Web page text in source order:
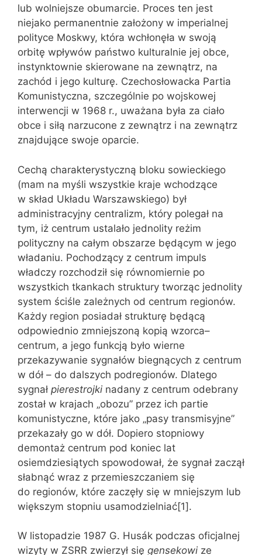
lub wolniejsze obumarcie. Proces ten jest
niejako permanentnie założony w imperialnej
polityce Moskwy, która wchłonęła w swoją
orbitę wpływów państwo kulturalnie jej obce,
instynktownie skierowane na zewnątrz, na
zachód i jego kulturę. Czechosłowacka Partia
Komunistyczna, szczególnie po wojskowej
interwencji w 1968 r., uważana była za ciało
obce i siłą narzucone z zewnątrz i na zewnątrz
znajdujące swoje oparcie.
Cechą charakterystyczną bloku sowieckiego
(mam na myśli wszystkie kraje wchodzące
w skład Układu Warszawskiego) był
administracyjny centralizm, który polegał na
tym, iż centrum ustalało jednolity reżim
polityczny na całym obszarze będącym w jego
władaniu. Pochodzący z centrum impuls
władczy rozchodził się równomiernie po
wszystkich tkankach struktury tworząc jednolity
system ściśle zależnych od centrum regionów.
Każdy region posiadał strukturę będącą
odpowiednio zmniejszoną kopią wzorca–
centrum, a jego funkcją było wierne
przekazywanie sygnałów biegnących z centrum
w dół – do dalszych podregionów. Dlatego
sygnał pierestrojki nadany z centrum odebrany
został w krajach „obozu” przez ich partie
komunistyczne, które jako „pasy transmisyjne”
przekazały go w dół. Dopiero stopniowy
demontaż centrum pod koniec lat
osiemdziesiątych spowodował, że sygnał zaczął
słabnąć wraz z przemieszczaniem się
do regionów, które zaczęły się w mniejszym lub
większym stopniu usamodzielniać[1].
W listopadzie 1987 G. Husák podczas oficjalnej
wizyty w ZSRR zwierzył się gensekowi ze